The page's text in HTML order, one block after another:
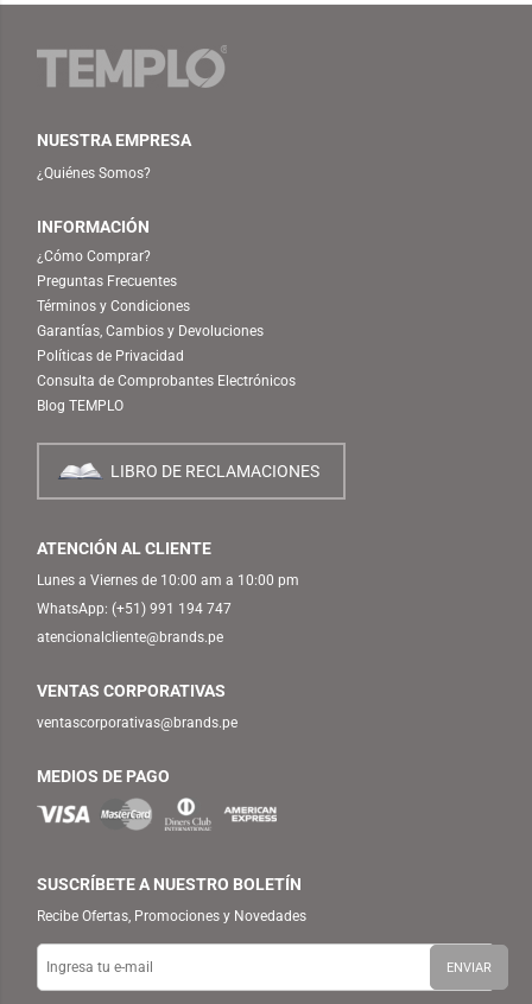
NUESTRA EMPRESA
¿Quiénes Somos?
INFORMACIÓN
¿Cómo Comprar?
Preguntas Frecuentes
Términos y Condiciones
Garantías, Cambios y Devoluciones
Políticas de Privacidad
Consulta de Comprobantes Electrónicos
Blog TEMPLO
LIBRO DE RECLAMACIONES
ATENCIÓN AL CLIENTE
Lunes a Viernes de 10:00 am a 10:00 pm
WhatsApp: (+51) 991 194 747
atencionalcliente@brands.pe
VENTAS CORPORATIVAS
ventascorporativas@brands.pe
MEDIOS DE PAGO
SUSCRÍBETE A NUESTRO BOLETÍN
Recibe Ofertas, Promociones y Novedades